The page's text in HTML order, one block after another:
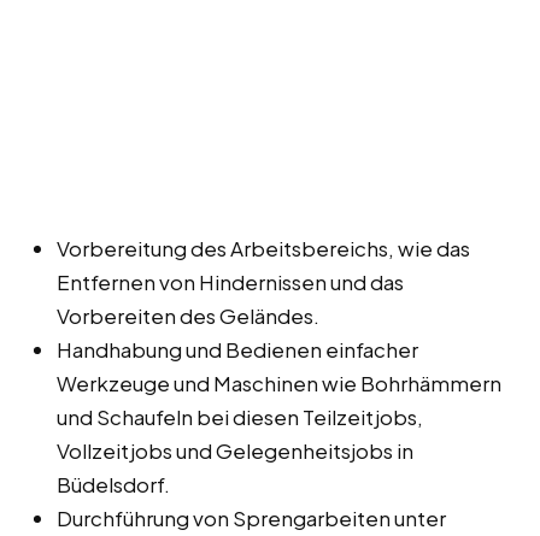
Vorbereitung des Arbeitsbereichs, wie das
Entfernen von Hindernissen und das
Vorbereiten des Geländes.
Handhabung und Bedienen einfacher
Werkzeuge und Maschinen wie Bohrhämmern
und Schaufeln bei diesen Teilzeitjobs,
Vollzeitjobs und Gelegenheitsjobs in
Büdelsdorf.
Durchführung von Sprengarbeiten unter